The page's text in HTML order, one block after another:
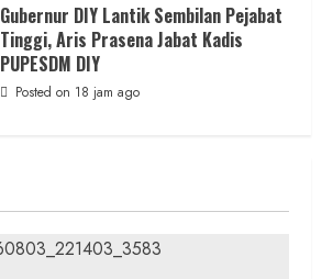
Gubernur DIY Lantik Sembilan Pejabat
Tinggi, Aris Prasena Jabat Kadis
PUPESDM DIY
Posted on 18 jam ago